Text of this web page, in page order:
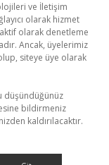
ve İletişim
olarak hizmet
olarak denetleme
Ancak, üyelerimiz
siteye üye olarak
düşündüğünüz
bildirmeniz
kaldırılacaktır.